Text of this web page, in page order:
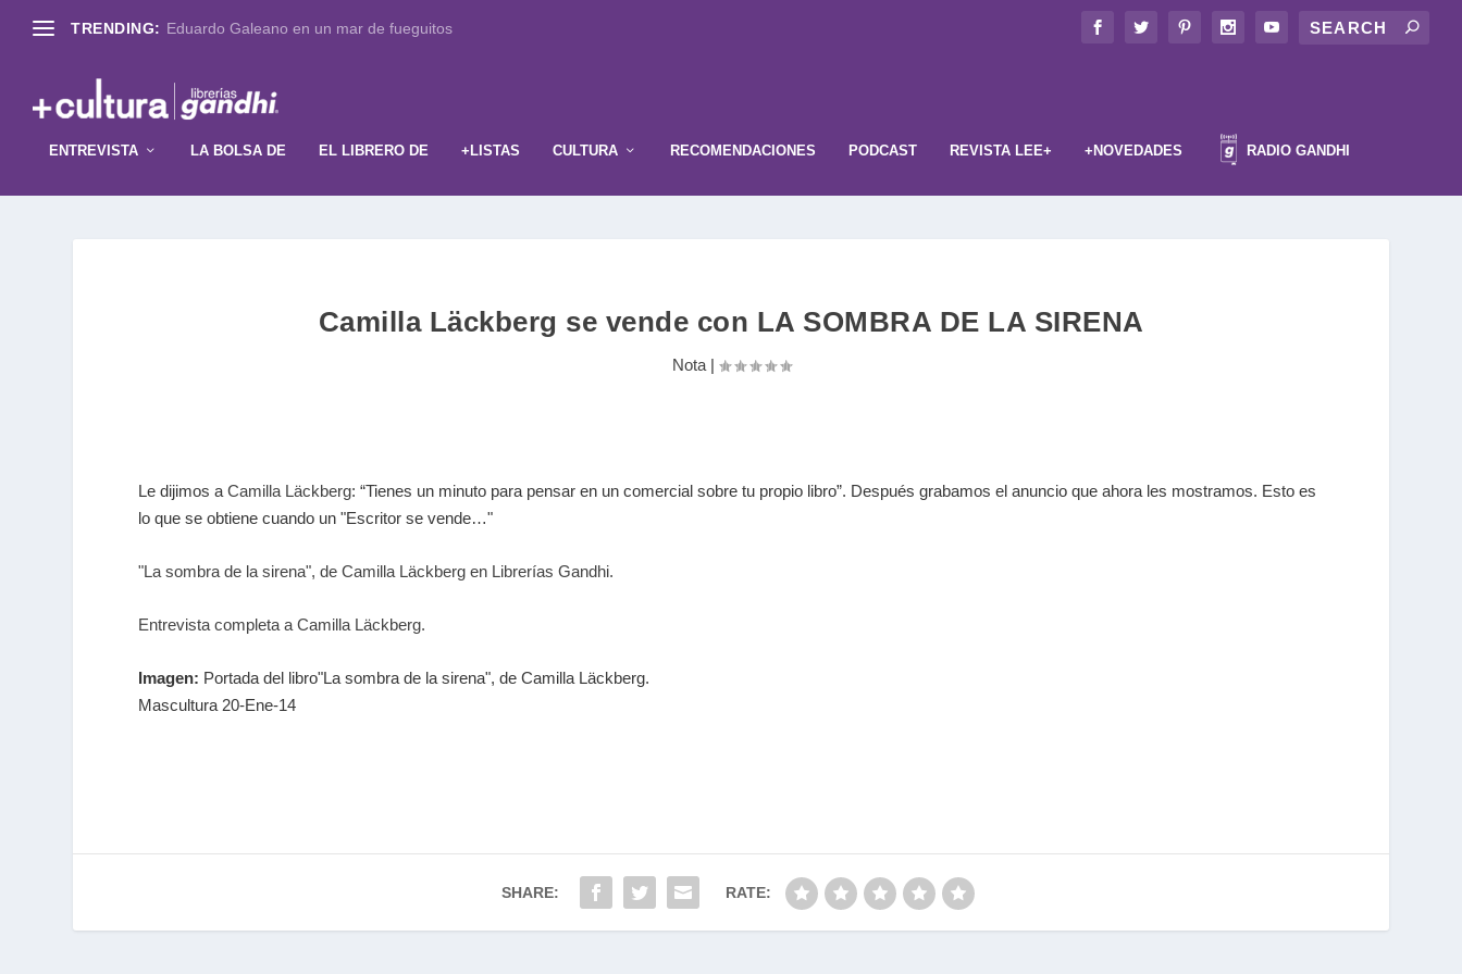
TRENDING: Eduardo Galeano en un mar de fueguitos
ENTREVISTA LA BOLSA DE EL LIBRERO DE +LISTAS CULTURA RECOMENDACIONES PODCAST REVISTA LEE+ +NOVEDADES RADIO GANDHI
Camilla Läckberg se vende con LA SOMBRA DE LA SIRENA
Nota|
Le dijimos aCamilla Läckberg: “Tienes un minuto para pensar en un comercial sobre tu propio libro”. Después grabamos el anuncio que ahora les mostramos. Esto es
lo que se obtiene cuando un "Escritor se vende…"
"La sombra de la sirena", de Camilla Läckberg en Librerías Gandhi.
Entrevista completa a Camilla Läckberg.
Imagen: Portada del libro"La sombra de la sirena", de Camilla Läckberg.
Mascultura 20-Ene-14
SHARE: RATE: